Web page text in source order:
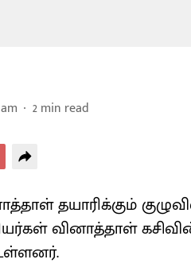
2min read
தயாரிக்​கும்
வினாத்​தாள்